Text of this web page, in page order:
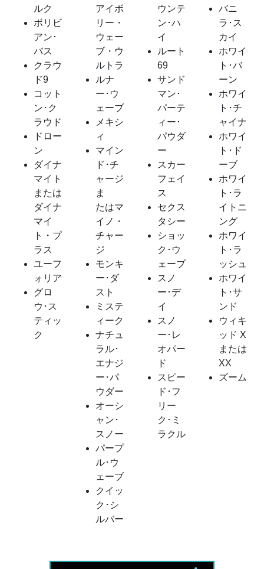
ルク
ボリビ
アン･
バス
クラウ
ド9
コット
ン･ク
ラウド
ドロー
ン
ダイナ
マイト
または
ダイナ
マイ
ト・プ
ラス
ユーフ
ォリア
グロ
ウ･ス
ティッ
ク
アイボ
リー・
ウェー
ブ・ウ
ルトラ
ルナ
ー･ウ
ェーブ
メキシ
ィ
マイン
ド･チ
ャージ
ま
たはマ
イノ・
チャー
ジ
モンキ
ー･ダ
スト
ミステ
ィーク
ナチュ
ラル･
エナジ
ー･パ
ウダー
オーシ
ャン･
スノー
パープ
ル･ウ
ェーブ
クイッ
ク･シ
ルバー
ウンテ
ン･ハ
イ
ルート
69
サンド
マン･
パーテ
ィー･
パウダ
ー
スカー
フェイ
ス
セクス
タシー
ショッ
ク･ウ
ェーブ
スノ
ー･デ
イ
スノ
ー･レ
オパー
ド
スピー
ド･フ
リー
ク･ミ
ラクル
バニ
ラ･ス
カイ
ホワイ
ト･バ
ーン
ホワイ
ト･チ
ャイナ
ホワイ
ト･ド
ーブ
ホワイ
ト･ラ
イトニ
ング
ホワイ
ト･ラ
ッシュ
ホワイ
ト･サ
ンド
ウィキ
ッド X
または
XX
ズーム